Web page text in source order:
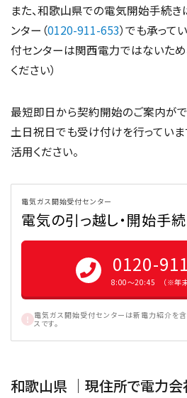
また、和歌山県での電気開始手続き
ンター（0120-911-653）でも承って
付センターは関西電力ではないた
ください）
最短即日から契約開始のご案内が
土日祝日でも受け付けを行っていま
活用ください。
電気ガス開始受付センター
電気の引っ越し・開始手
0120-
8:00〜20:45 （※年末
電気ガス開始受付センターは新電力紹介を
スです。
和歌山県 ｜現住所で電力会